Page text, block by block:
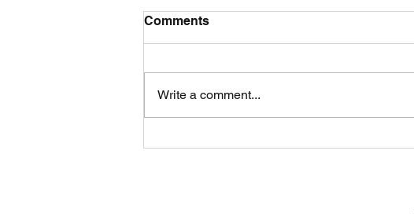
Comments
Write a comment...